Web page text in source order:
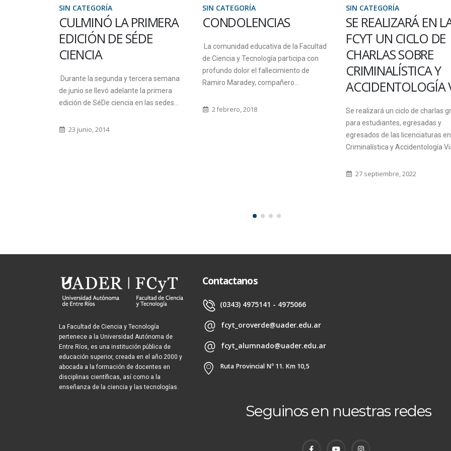
SIN CATEGORÍA
CONDOLENCIAS
de Ciencia y Tecnología participa con
Ramiro Maradey, compañero...
SIN CATEGORÍA
SE REALIZARÁ EN LA
CHARLAS SOBRE
CRIMINALÍSTICA Y
ACCIDENTOLOGÍA VIAL
Se realizará un ciclo de charlas gratuitas
SIN CATEGORÍA
11 de septiembre:
del Docente
Universitario
El 11 de septiembre se ha
como jornada no laborable en el
N°003-06,...
La Facultad de Ciencia y Tecnología
pertenece a la Universidad Autónoma de
Entre Ríos, es una institución pública de
educación superior, creada en el año 2000 y
abocada a la formación de docentes en
disciplinas científicas, así como a la
enseñanza de la ciencia y las tecnologías.
Contactanos
(0343) 4975141 - 4975066
fcyt_oroverde@uader.edu.ar
fcyt_alumnado@uader.edu.ar
Ruta Provincial Nº 11. Km 10,5
Seguinos en nuestras redes